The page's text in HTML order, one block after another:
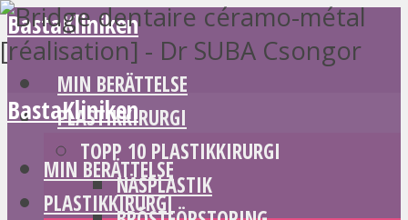
BastaKliniken
MIN BERÄTTELSE
PLASTIKKIRURGI
TOPP 10 PLASTIKKIRURGI
NÄSPLASTIK
BastaKliniken
MIN BERÄTTELSE
PLASTIKKIRURGI